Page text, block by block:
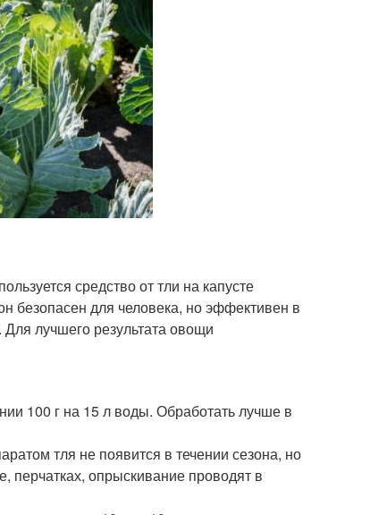
средство от тли на капусте
безопасен для человека, но эффективен в
лучшего результата овощи
100 г на 15 л воды. Обработать лучше в
тля не появится в течении сезона, но
перчатках, опрыскивание проводят в